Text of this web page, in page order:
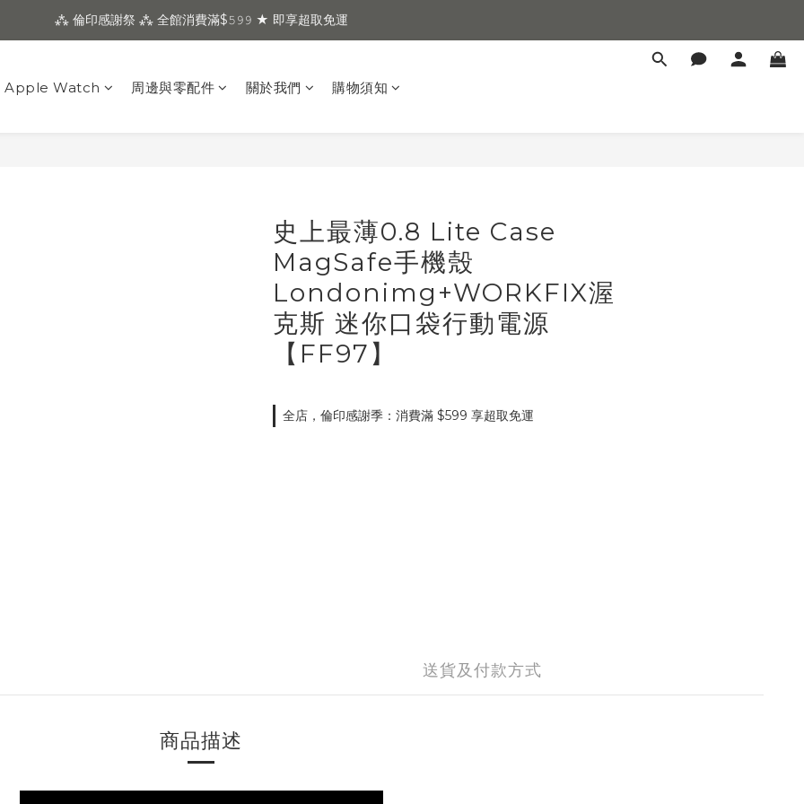
⁂ 倫印感謝祭 ⁂ 全館消費滿$𝟻𝟿𝟿 ★ 即享超取免運
Apple Watch 周邊與零配件 關於我們 購物須知
史上最薄0.8 Lite Case
MagSafe手機殼
Londonimg+WORKFIX渥
克斯 迷你口袋行動電源
【FF97】
全店，倫印感謝季：消費滿 $599 享超取免運
送貨及付款方式
商品描述